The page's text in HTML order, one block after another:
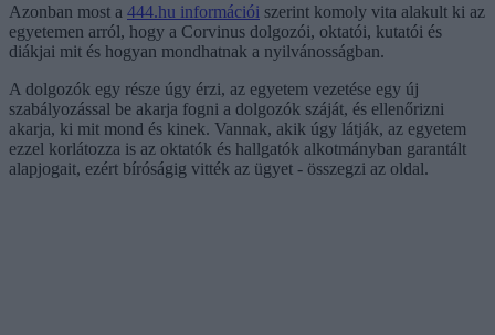
Azonban most a 444.hu információi szerint komoly vita alakult ki az
egyetemen arról, hogy a Corvinus dolgozói, oktatói, kutatói és
diákjai mit és hogyan mondhatnak a nyilvánosságban.
A dolgozók egy része úgy érzi, az egyetem vezetése egy új
szabályozással be akarja fogni a dolgozók száját, és ellenőrizni
akarja, ki mit mond és kinek. Vannak, akik úgy látják, az egyetem
ezzel korlátozza is az oktatók és hallgatók alkotmányban garantált
alapjogait, ezért bíróságig vitték az ügyet - összegzi az oldal.